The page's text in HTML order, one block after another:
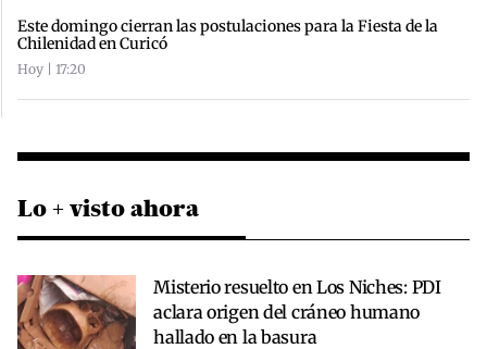
Este domingo cierran las postulaciones para la Fiesta de la
Chilenidad en Curicó
Hoy | 17:20
Lo + visto ahora
Misterio resuelto en Los Niches: PDI
aclara origen del cráneo humano
hallado en la basura